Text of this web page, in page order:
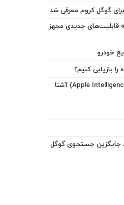
جدیدی مجهز
خودرو
بازیابی کنیم؟
با ۱۰ ویژگی اولیه هوش اپل (Apple Intelligence) آشنا
جایگزین جستجوی گوگل